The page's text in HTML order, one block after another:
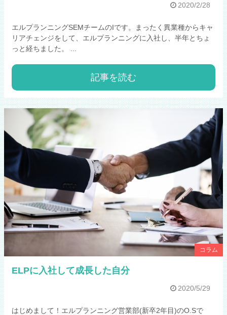
2020/2/28
エルプランニングSEMチームのIです。まったく異業種からキャ
リアチェンジをして、エルプランニングに入社し、半年とちょ
っと経ちました。 ...
記事を読む
コラム
ELPに入社して成長した自分
2020/5/29
はじめまして！エルプランニング営業部(新卒2年目)のO.Sで